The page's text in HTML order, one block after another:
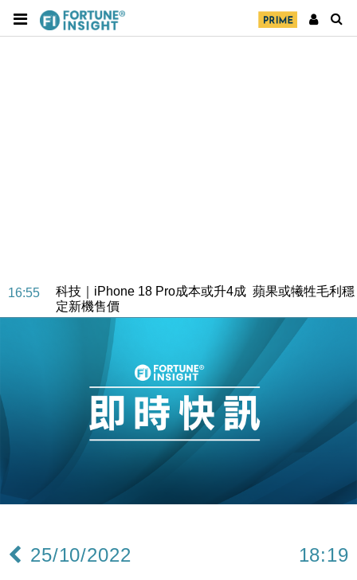
16:55
科技｜iPhone 18 Pro成本或升4成 蘋果或犧牲毛利穩
定新機售價
本地｜香港迪拜下月10日合辦氣候金融會議
財經｜大摩削老鋪黃金目標價至505元 惟維持「增
本地｜華嫂冰室太子店涉提供失實資料 遭禁申請輸入
勞工一年
12:11
中國｜強颱風「白海豚」殘渦北上 上海取消逾900班
財經｜華僑銀行上半年淨利創新高 中期息增15%至
16:47
本地｜假冒內地執法人員要求交「保證金」 43歲女子
25/10/2022 18:19